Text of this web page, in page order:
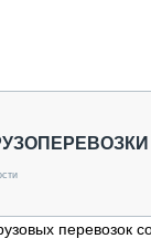
перевозок